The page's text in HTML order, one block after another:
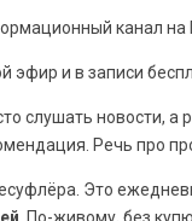
канал на
эфир и в записи
слушать новости,
Речь про
Это